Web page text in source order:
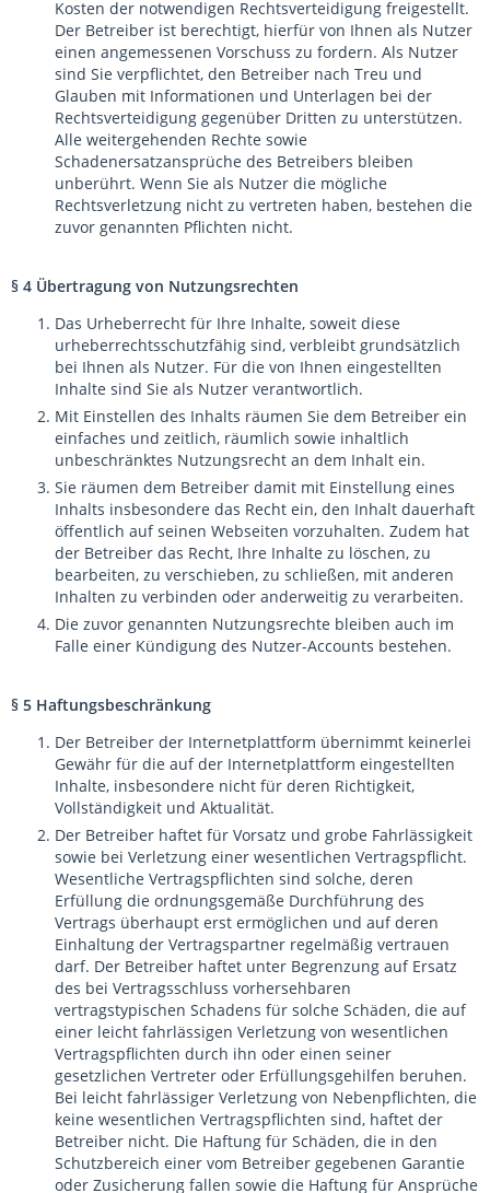
Kosten der notwendigen Rechtsverteidigung freigestellt.
Der Betreiber ist berechtigt, hierfür von Ihnen als Nutzer
einen angemessenen Vorschuss zu fordern. Als Nutzer
sind Sie verpflichtet, den Betreiber nach Treu und
Glauben mit Informationen und Unterlagen bei der
Rechtsverteidigung gegenüber Dritten zu unterstützen.
Alle weitergehenden Rechte sowie
Schadenersatzansprüche des Betreibers bleiben
unberührt. Wenn Sie als Nutzer die mögliche
Rechtsverletzung nicht zu vertreten haben, bestehen die
zuvor genannten Pflichten nicht.
§ 4 Übertragung von Nutzungsrechten
Das Urheberrecht für Ihre Inhalte, soweit diese
urheberrechtsschutzfähig sind, verbleibt grundsätzlich
bei Ihnen als Nutzer. Für die von Ihnen eingestellten
Inhalte sind Sie als Nutzer verantwortlich.
Mit Einstellen des Inhalts räumen Sie dem Betreiber ein
einfaches und zeitlich, räumlich sowie inhaltlich
unbeschränktes Nutzungsrecht an dem Inhalt ein.
Sie räumen dem Betreiber damit mit Einstellung eines
Inhalts insbesondere das Recht ein, den Inhalt dauerhaft
öffentlich auf seinen Webseiten vorzuhalten. Zudem hat
der Betreiber das Recht, Ihre Inhalte zu löschen, zu
bearbeiten, zu verschieben, zu schließen, mit anderen
Inhalten zu verbinden oder anderweitig zu verarbeiten.
Die zuvor genannten Nutzungsrechte bleiben auch im
Falle einer Kündigung des Nutzer-Accounts bestehen.
§ 5 Haftungsbeschränkung
Der Betreiber der Internetplattform übernimmt keinerlei
Gewähr für die auf der Internetplattform eingestellten
Inhalte, insbesondere nicht für deren Richtigkeit,
Vollständigkeit und Aktualität.
Der Betreiber haftet für Vorsatz und grobe Fahrlässigkeit
sowie bei Verletzung einer wesentlichen Vertragspflicht.
Wesentliche Vertragspflichten sind solche, deren
Erfüllung die ordnungsgemäße Durchführung des
Vertrags überhaupt erst ermöglichen und auf deren
Einhaltung der Vertragspartner regelmäßig vertrauen
darf. Der Betreiber haftet unter Begrenzung auf Ersatz
des bei Vertragsschluss vorhersehbaren
vertragstypischen Schadens für solche Schäden, die auf
einer leicht fahrlässigen Verletzung von wesentlichen
Vertragspflichten durch ihn oder einen seiner
gesetzlichen Vertreter oder Erfüllungsgehilfen beruhen.
Bei leicht fahrlässiger Verletzung von Nebenpflichten, die
keine wesentlichen Vertragspflichten sind, haftet der
Betreiber nicht. Die Haftung für Schäden, die in den
Schutzbereich einer vom Betreiber gegebenen Garantie
oder Zusicherung fallen sowie die Haftung für Ansprüche